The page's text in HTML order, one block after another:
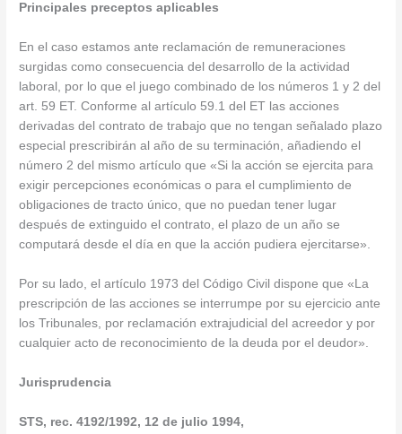
Principales preceptos aplicables
En el caso estamos ante reclamación de remuneraciones
surgidas como consecuencia del desarrollo de la actividad
laboral, por lo que el juego combinado de los números 1 y 2 del
art. 59 ET. Conforme al artículo 59.1 del ET las acciones
derivadas del contrato de trabajo que no tengan señalado plazo
especial prescribirán al año de su terminación, añadiendo el
número 2 del mismo artículo que «Si la acción se ejercita para
exigir percepciones económicas o para el cumplimiento de
obligaciones de tracto único, que no puedan tener lugar
después de extinguido el contrato, el plazo de un año se
computará desde el día en que la acción pudiera ejercitarse».
Por su lado, el artículo 1973 del Código Civil dispone que «La
prescripción de las acciones se interrumpe por su ejercicio ante
los Tribunales, por reclamación extrajudicial del acreedor y por
cualquier acto de reconocimiento de la deuda por el deudor».
Jurisprudencia
STS, rec. 4192/1992, 12 de julio 1994,